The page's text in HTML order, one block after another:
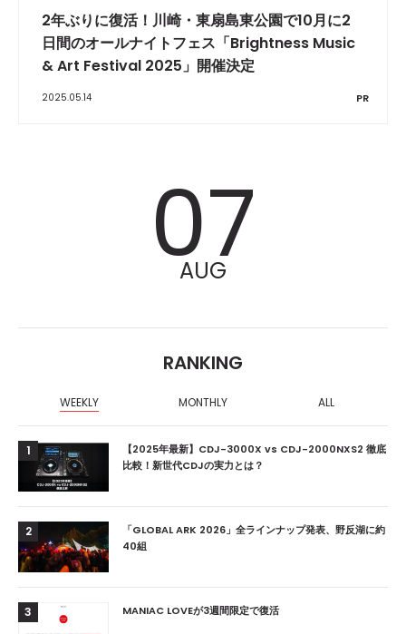
2年ぶりに復活！川崎・東扇島東公園で10月に2
日間のオールナイトフェス「Brightness Music
& Art Festival 2025」開催決定
2025.05.14 PR
07
AUG
RANKING
WEEKLY MONTHLY ALL
1
【2025年最新】CDJ-3000X vs CDJ-2000NXS2 徹底
比較！新世代CDJの実力とは？
2
「GLOBAL ARK 2026」全ラインナップ発表、野反湖に約
40組
3 MANIAC LOVEが3週間限定で復活